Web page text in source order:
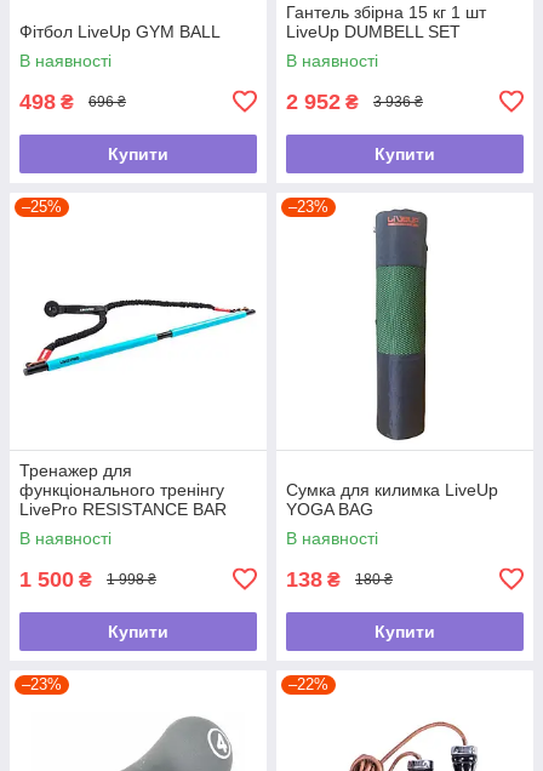
Фітбол LiveUp GYM BALL
В наявності
498 ₴ 696 ₴
Купити
Гантель збірна 15 кг 1 шт
LiveUp DUMBELL SET
В наявності
2 952 ₴ 3 936 ₴
Купити
–25%
Тренажер для
функціонального тренінгу
LivePro RESISTANCE BAR
SET
В наявності
1 500 ₴ 1 998 ₴
Купити
–23%
Сумка для килимка LiveUp
YOGA BAG
В наявності
138 ₴ 180 ₴
Купити
–23% –22%